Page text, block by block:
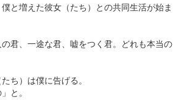
と増えた彼女（たち）との共同生活が始ま
君、一途な君、嘘をつく君。どれも本当の
ち）は僕に告げる。
と。